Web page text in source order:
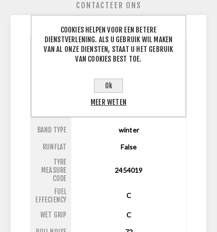
CONTACTEER ONS
BREEDTE
245J
BAND TYPE winter
RUNFLAT
False
TYRE
MEASURE
CODE
2454019
FUEL
EFFECIENCY
C
WET GRIP C
COOKIES HELPEN VOOR EEN BETERE
DIENSTVERLENING. ALS U GEBRUIK WIL MAKEN
VAN AL ONZE DIENSTEN, STAAT U HET GEBRUIK
VAN COOKIES BEST TOE.
Ok
MEER WETEN